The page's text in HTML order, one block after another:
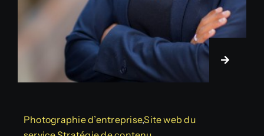
Photographie d’entreprise,Site web du